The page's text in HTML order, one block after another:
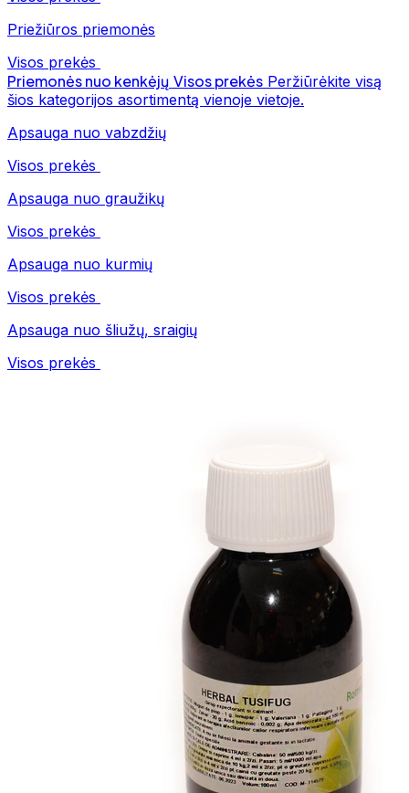
Priežiūros priemonės
Visos prekės
Priemonės nuo kenkėjų Visos prekės Peržiūrėkite visą
šios kategorijos asortimentą vienoje vietoje.
Apsauga nuo vabzdžių
Visos prekės
Apsauga nuo graužikų
Visos prekės
Apsauga nuo kurmių
Visos prekės
Apsauga nuo šliužų, sraigių
Visos prekės